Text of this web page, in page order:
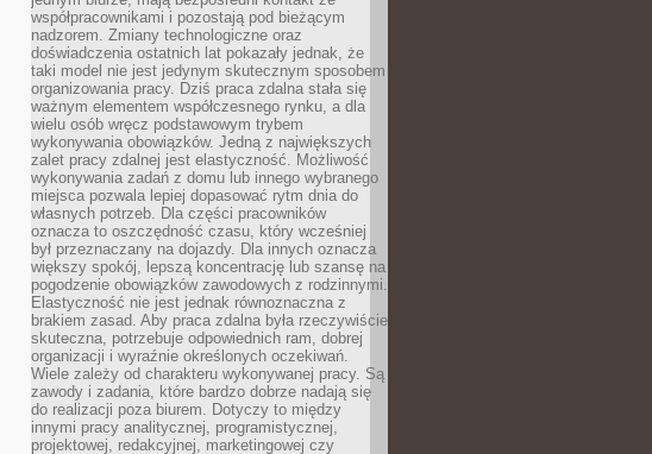
współpracownikami i pozostają pod bieżącym
nadzorem. Zmiany technologiczne oraz
doświadczenia ostatnich lat pokazały jednak, że
taki model nie jest jedynym skutecznym sposobem
organizowania pracy. Dziś praca zdalna stała się
ważnym elementem współczesnego rynku, a dla
wielu osób wręcz podstawowym trybem
wykonywania obowiązków. Jedną z największych
zalet pracy zdalnej jest elastyczność. Możliwość
wykonywania zadań z domu lub innego wybranego
miejsca pozwala lepiej dopasować rytm dnia do
własnych potrzeb. Dla części pracowników
oznacza to oszczędność czasu, który wcześniej
był przeznaczany na dojazdy. Dla innych oznacza
większy spokój, lepszą koncentrację lub szansę na
pogodzenie obowiązków zawodowych z rodzinnymi.
Elastyczność nie jest jednak równoznaczna z
brakiem zasad. Aby praca zdalna była rzeczywiście
skuteczna, potrzebuje odpowiednich ram, dobrej
organizacji i wyraźnie określonych oczekiwań.
Wiele zależy od charakteru wykonywanej pracy. Są
zawody i zadania, które bardzo dobrze nadają się
do realizacji poza biurem. Dotyczy to między
innymi pracy analitycznej, programistycznej,
projektowej, redakcyjnej, marketingowej czy